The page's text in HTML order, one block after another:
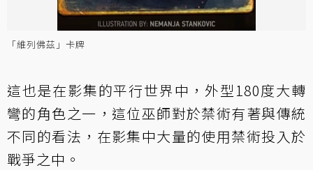
「維列佛茲」卡牌
這也是在影集的平行世界中，外型180度大轉
彎的角色之一，這位巫師對於禁術有著與傳統
不同的看法，在影集中大量的使用禁術投入於
戰爭之中。